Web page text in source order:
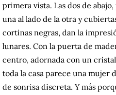
primera vista. Las dos de abajo,
una al lado de la otra y
cortinas negras, dan la
lunares. Con la puerta de
centro, adornada con un
toda la casa parece una mujer
de sonrisa discreta. Y más